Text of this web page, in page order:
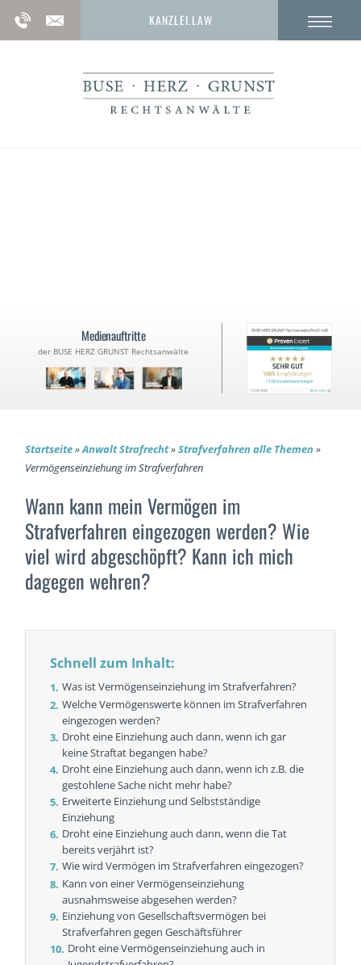
KANZLEI.LAW
Medienauftritte
der BUSE HERZ GRUNST Rechtsanwälte
Startseite»Anwalt Strafrecht»Strafverfahren alle Themen »
Vermögenseinziehung im Strafverfahren
Wann kann mein Vermögen im
Strafverfahren eingezogen werden? Wie
viel wird abgeschöpft? Kann ich mich
dagegen wehren?
Schnell zum Inhalt:
Was ist Vermögenseinziehung im Strafverfahren?
Welche Vermögenswerte können im Strafverfahren
eingezogen werden?
Droht eine Einziehung auch dann, wenn ich gar
keine Straftat begangen habe?
Droht eine Einziehung auch dann, wenn ich z.B. die
gestohlene Sache nicht mehr habe?
Erweiterte Einziehung und Selbstständige
Einziehung
Droht eine Einziehung auch dann, wenn die Tat
bereits verjährt ist?
Wie wird Vermögen im Strafverfahren eingezogen?
Kann von einer Vermögenseinziehung
ausnahmsweise abgesehen werden?
Einziehung von Gesellschaftsvermögen bei
Strafverfahren gegen Geschäftsführer
Droht eine Vermögenseinziehung auch in